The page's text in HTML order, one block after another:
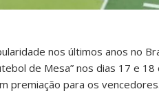
nos últimos anos no
de Mesa” nos dias 17 e
premiação para os